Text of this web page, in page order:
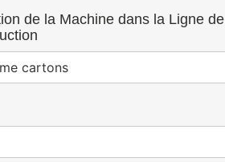
de la Machine dans la Ligne de